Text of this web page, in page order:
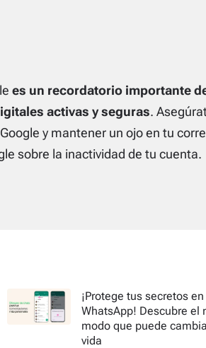
es un recordatorio importante
activas y seguras.
y mantener un ojo en tu
sobre la inactividad de tu cuenta.
¡Protege tus secretos en
WhatsApp! Descubre el
modo que puede
vida